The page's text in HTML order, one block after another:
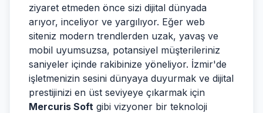
ziyaret etmeden önce sizi dijital dünyada
arıyor, inceliyor ve yargılıyor. Eğer web
siteniz modern trendlerden uzak, yavaş ve
mobil uyumsuzsa, potansiyel müşterileriniz
saniyeler içinde rakibinize yöneliyor. İzmir'de
işletmenizin sesini dünyaya duyurmak ve dijital
prestijinizi en üst seviyeye çıkarmak için
Mercuris Soft gibi vizyoner bir teknoloji